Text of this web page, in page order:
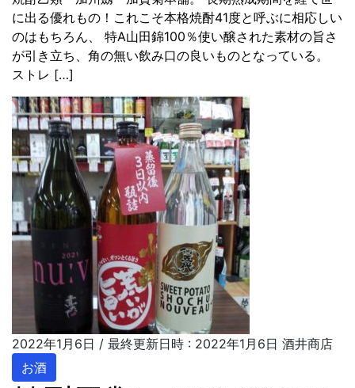
に出る優れもの！これこそ本格焼酎41度と呼ぶに相応しい
のはもちろん、 特A山田錦100％使い醸された素材の旨さ
が引き立ち、角の無い飲み口の良いものとなっている。
ストレ […]
2022年1月6日 / 最終更新日時 : 2022年1月6日 酒井商店
お酒